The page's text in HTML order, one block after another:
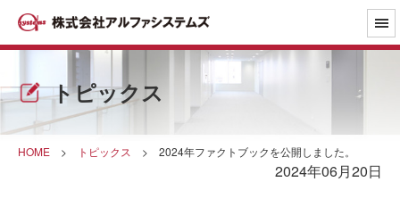
トピックス
HOME > トピックス > 2024年ファクトブックを公開しました。
2024年06月20日